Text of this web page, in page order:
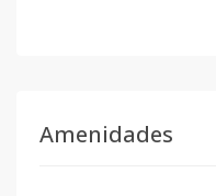
Amenidades